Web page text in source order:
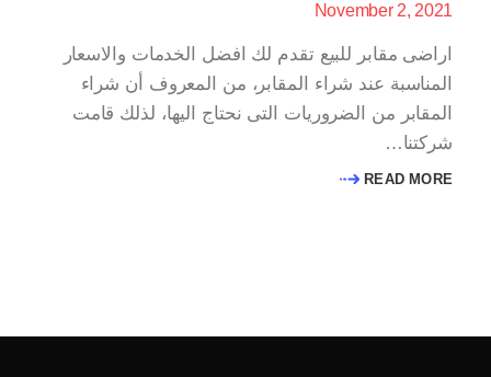
November 2, 2021
اراضى مقابر للبيع تقدم لك افضل الخدمات والاسعار
المناسبة عند شراء المقابر، من المعروف أن شراء
المقابر من الضروريات التى نحتاج اليها، لذلك قامت
شركتنا…
READ MORE